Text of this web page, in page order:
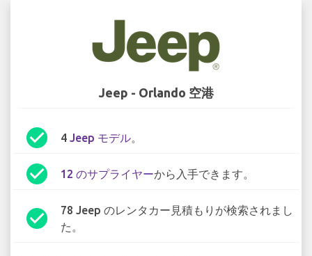
Jeep - Orlando 空港
check_circle 4 Jeep モデル。
check_circle 12 のサプライヤーから入手できます。
check_circle
78 Jeep のレンタカー見積もりが検索されまし
た。